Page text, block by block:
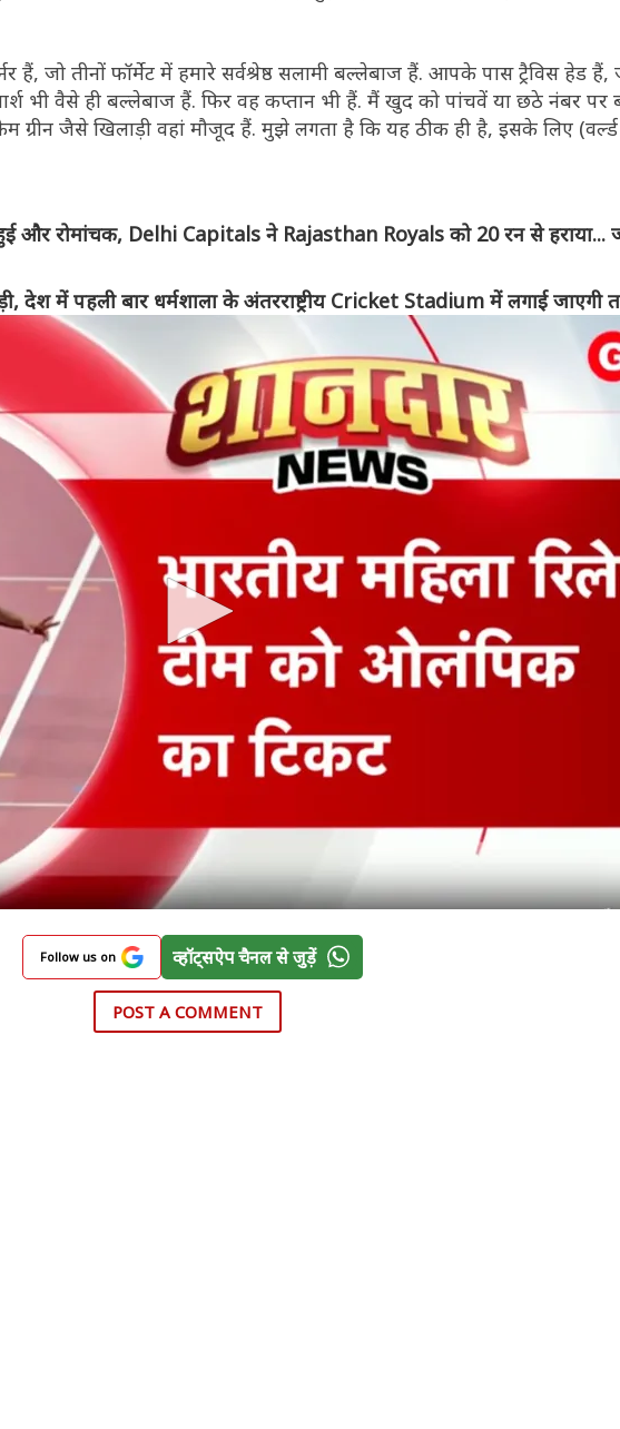
जो तीनों फॉर्मेट में हमारे सर्वश्रेष्ठ सलामी बल्लेबाज हैं. आपके पास ट्रैविस हेड
भी वैसे ही बल्लेबाज हैं. फिर वह कप्तान भी हैं. मैं खुद को पांचवें या छठे नंबर पर
ग्रीन जैसे खिलाड़ी वहां मौजूद हैं. मुझे लगता है कि यह ठीक ही है, इसके लिए
और रोमांचक, Delhi Capitals ने Rajasthan Royals को 20 रन से हराया...
में पहली बार धर्मशाला के अंतरराष्ट्रीय Cricket Stadium में लगाई जाएगी
Follow us on व्हॉट्सऐप चैनल से जुड़ें
POST A COMMENT